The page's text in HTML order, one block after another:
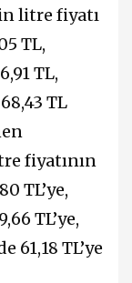
litre fiyatı
TL,
TL,
TL
fiyatının
TL’ye,
TL’ye,
61,18 TL’ye